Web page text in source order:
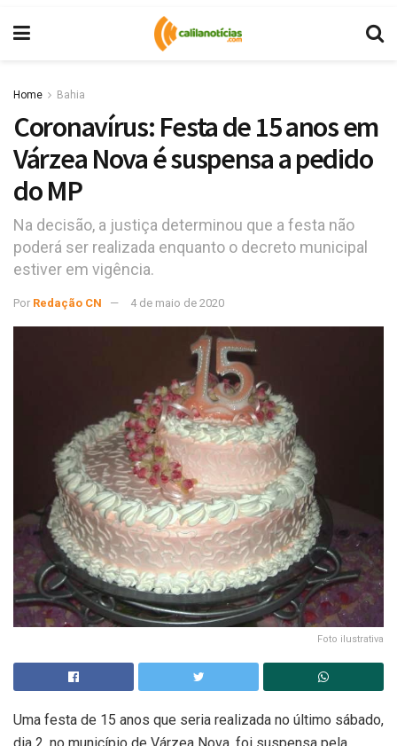
Home Bahia
Coronavírus: Festa de 15 anos em
Várzea Nova é suspensa a pedido
do MP
Na decisão, a justiça determinou que a festa não
poderá ser realizada enquanto o decreto municipal
estiver em vigência.
Por Redação CN 4 de maio de 2020
Foto ilustrativa
Uma festa de 15 anos que seria realizada no último sábado,